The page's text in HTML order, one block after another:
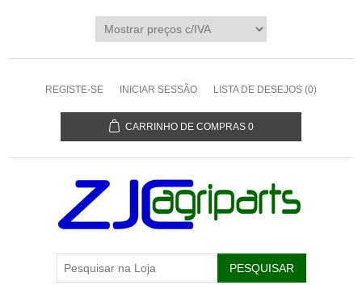
REGISTE-SE INICIAR SESSÃO LISTA DE DESEJOS (0)
CARRINHO DE COMPRAS 0